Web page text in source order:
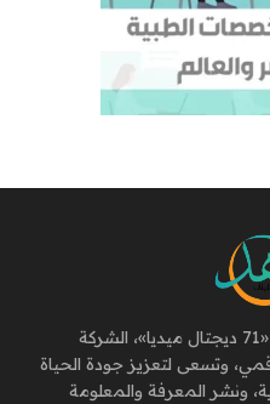
مجلة طبية صحية رقمية تصدر عن «71 ديجتال ميديا»، الشركة
وتسعى لتعزيز جودة الحياة
ونشر المعرفة والمعلومة